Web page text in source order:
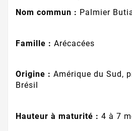
Nom commun : Palmier
Famille : Arécacées
Origine : Amérique du Sud,
Brésil
Hauteur à maturité : 4 à 7